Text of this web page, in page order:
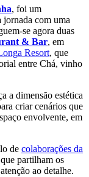
, foi um
jornada com uma
se agora duas
& Bar, em
Resort, que
entre Chá, vinho
a dimensão estética
criar cenários que
envolvente, em
de colaborações da
partilham os
ao detalhe.